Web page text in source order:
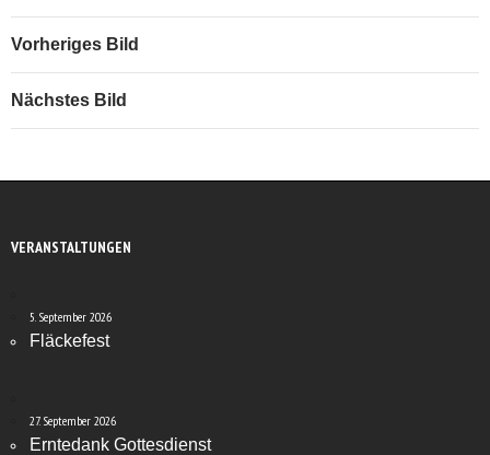
Vorheriges Bild
Nächstes Bild
VERANSTALTUNGEN
5. September 2026
Fläckefest
27. September 2026
Erntedank Gottesdienst